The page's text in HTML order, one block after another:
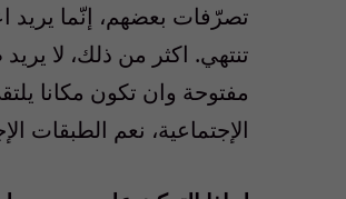
تصرّفات بعضهم، إنّما يريد
تنتهي. اكثر من ذلك، لا
مفتوحة وان تكون مكانا
الإجتماعية، نعم الطبقات